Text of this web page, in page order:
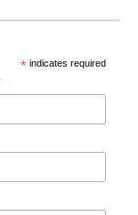
* indicates required